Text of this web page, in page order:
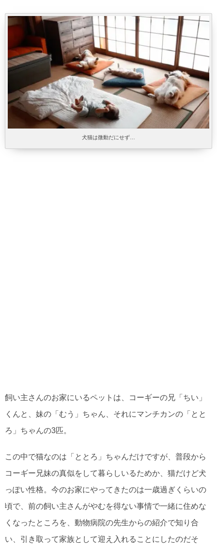
犬猫は微動だにせず…
飼い主さんのお家にいるペットは、コーギーの兄「ちい」
くんと、妹の「むう」ちゃん、それにマンチカンの「とと
ろ」ちゃんの3匹。
この中で猫なのは「ととろ」ちゃんだけですが、普段から
コーギー兄妹の真似をして暮らしいるためか、猫だけど犬
っぽい性格。今のお家にやってきたのは一歳過ぎくらいの
頃で、前の飼い主さんがやむを得ない事情で一緒に住めな
くなったところを、動物病院の先生からの紹介で知り合
い、引き取って家族として迎え入れることにしたのだそ